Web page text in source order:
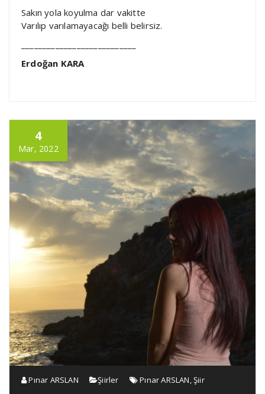
Sakın yola koyulma dar vakitte
Varılıp varılamayacağı belli belirsiz.
Erdoğan KARA
4
Mar, 2022
Pınar ARSLAN Şiirler Pınar ARSLAN ,Şiir